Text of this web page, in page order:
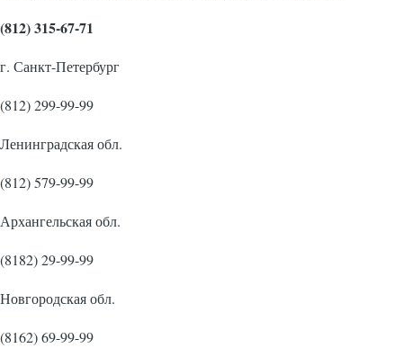
(812) 315-67-71
г. Санкт-Петербург
(812) 299-99-99
Ленинградская обл.
(812) 579-99-99
Архангельская обл.
(8182) 29-99-99
Новгородская обл.
(8162) 69-99-99